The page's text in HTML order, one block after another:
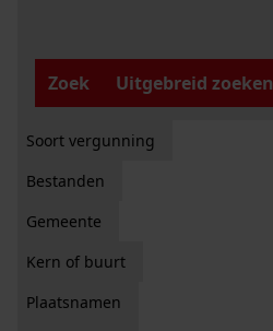
Zoek
Uitgebreid zoeken
Soort vergunning
Bestanden
Gemeente
Kern of buurt
Plaatsnamen